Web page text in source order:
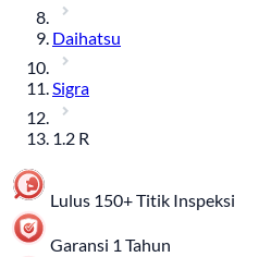
Daihatsu
Sigra
1.2 R
Lulus 150+ Titik Inspeksi
Garansi 1 Tahun